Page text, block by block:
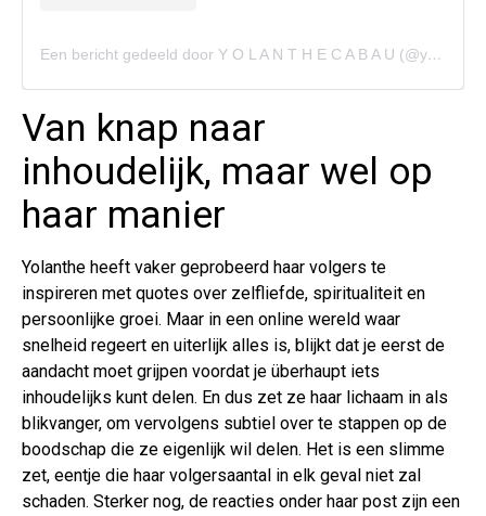
Een bericht gedeeld door Y O L A N T H E C A B A U (@yolanthecabau)
Van knap naar
inhoudelijk, maar wel op
haar manier
Yolanthe heeft vaker geprobeerd haar volgers te
inspireren met quotes over zelfliefde, spiritualiteit en
persoonlijke groei. Maar in een online wereld waar
snelheid regeert en uiterlijk alles is, blijkt dat je eerst de
aandacht moet grijpen voordat je überhaupt iets
inhoudelijks kunt delen. En dus zet ze haar lichaam in als
blikvanger, om vervolgens subtiel over te stappen op de
boodschap die ze eigenlijk wil delen. Het is een slimme
zet, eentje die haar volgersaantal in elk geval niet zal
schaden. Sterker nog, de reacties onder haar post zijn een